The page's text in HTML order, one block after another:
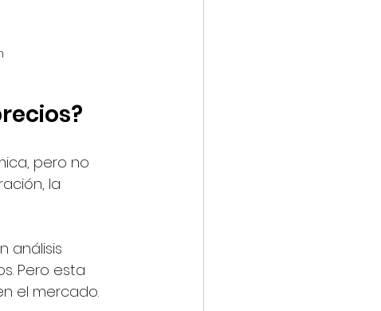
pero no
la
análisis
Pero esta
el mercado.